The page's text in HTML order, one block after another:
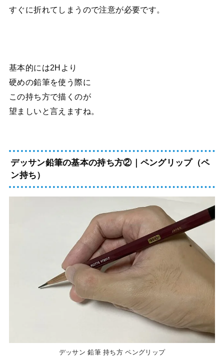
すぐに折れてしまうので注意が必要です。
基本的には2Hより
硬めの鉛筆を使う際に
この持ち方で描くのが
望ましいと言えますね。
デッサン鉛筆の基本の持ち方②｜ペングリップ（ペ
ン持ち）
デッサン 鉛筆 持ち方 ペングリップ